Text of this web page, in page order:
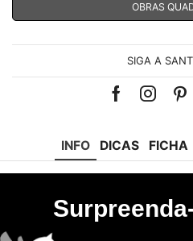
OBRAS
SIGA A
Facebook
INFO DICAS FICHA